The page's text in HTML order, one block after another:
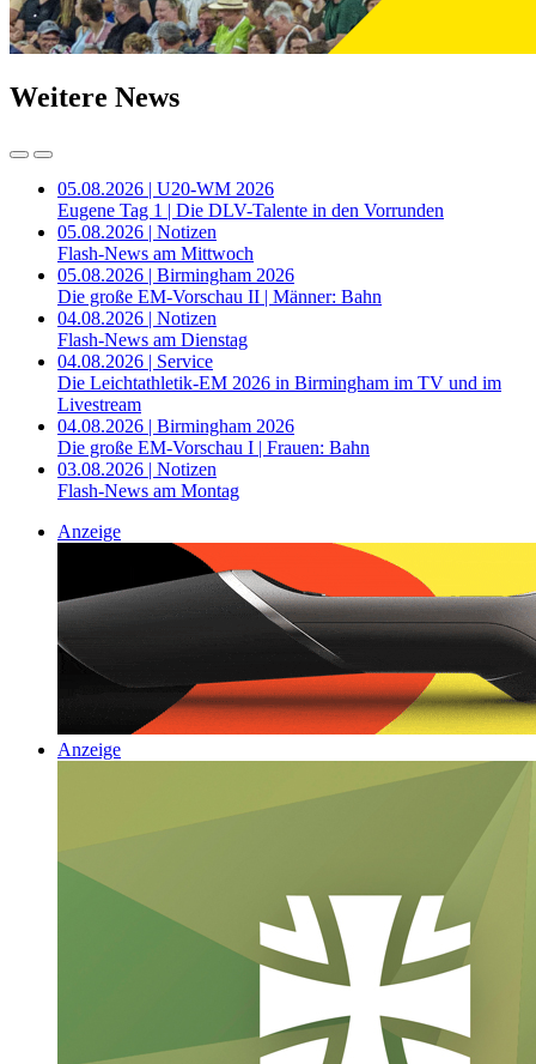
Weitere News
05.08.2026 | U20-WM 2026
Eugene Tag 1 | Die DLV-Talente in den Vorrunden
05.08.2026 | Notizen
Flash-News am Mittwoch
05.08.2026 | Birmingham 2026
Die große EM-Vorschau II | Männer: Bahn
04.08.2026 | Notizen
Flash-News am Dienstag
04.08.2026 | Service
Die Leichtathletik-EM 2026 in Birmingham im TV und im
Livestream
04.08.2026 | Birmingham 2026
Die große EM-Vorschau I | Frauen: Bahn
03.08.2026 | Notizen
Flash-News am Montag
Anzeige
Anzeige